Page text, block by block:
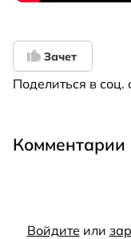
Зачет
Поделиться в соц.
Комментарии
Войдите или